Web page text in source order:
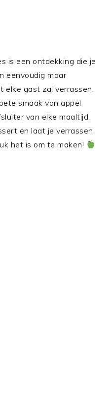
is een ontdekking die je
eenvoudig maar
elke gast zal verrassen.
smaak van appel
van elke maaltijd.
en laat je verrassen
het is om te maken!